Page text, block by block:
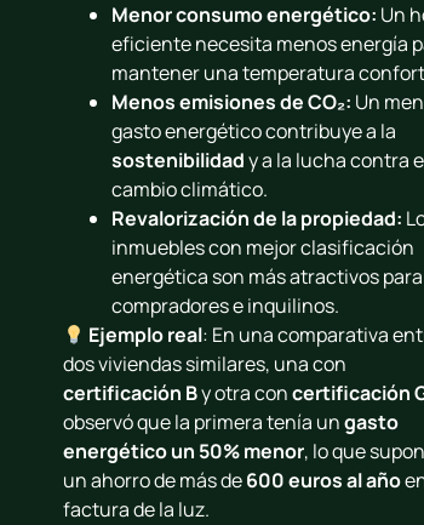
Menor consumo energético: Un
eficiente necesita menos energía
mantener una temperatura
Menos emisiones de CO₂: Un
gasto energético contribuye a la
sostenibilidady a la lucha contra
cambio climático.
Revalorización de la propiedad:
inmuebles con mejor clasificación
energética son más atractivos para
compradores e inquilinos.
Ejemplo real: En una comparativa
dos viviendas similares, una con
certificación By otra concertificación
observó que la primera tenía ungasto
energético un 50% menor, lo que
un ahorro de más de600 euros al año
factura de la luz.